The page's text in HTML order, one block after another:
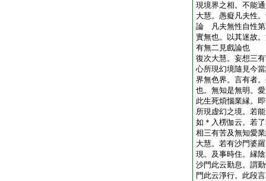
現境界之相。不能
大慧。愚癡凡夫性
論 凡夫無性自性第
實無也。以其迷故
有無二見戲論也
復次大慧。妄想三
心所現幻境隨見今
界無色界。言有者
也。無知是無明。
此生死煩惱業縁。
所現虚幻之境。若
如＊入楞伽云。若
相三有苦及無知愛
大慧。若有沙門婆
現。及事時住。縁
沙門此云勤息。謂
門此云淨行。此段